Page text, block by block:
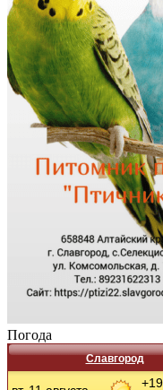
Погода
Славгород